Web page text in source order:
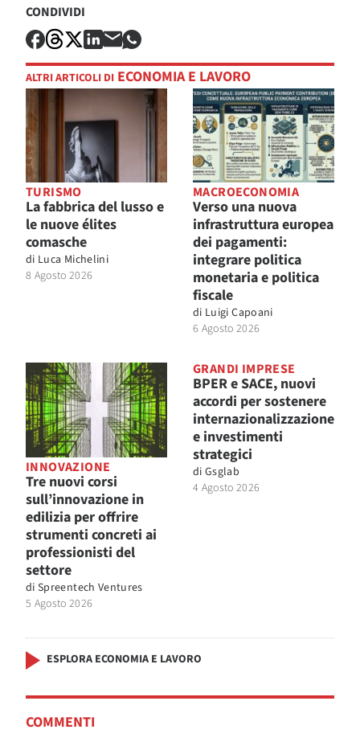
CONDIVIDI
ALTRI ARTICOLI DI ECONOMIA E LAVORO
TURISMO
La fabbrica del lusso e
le nuove élites
comasche
di Luca Michelini
8 Agosto 2026
MACROECONOMIA
Verso una nuova
infrastruttura europea
dei pagamenti:
integrare politica
monetaria e politica
fiscale
di Luigi Capoani
6 Agosto 2026
INNOVAZIONE
Tre nuovi corsi
sull’innovazione in
edilizia per offrire
strumenti concreti ai
professionisti del
settore
di Spreentech Ventures
5 Agosto 2026
GRANDI IMPRESE
BPER e SACE, nuovi
accordi per sostenere
internazionalizzazione
e investimenti
strategici
di Gsglab
4 Agosto 2026
ESPLORA ECONOMIA E LAVORO
COMMENTI